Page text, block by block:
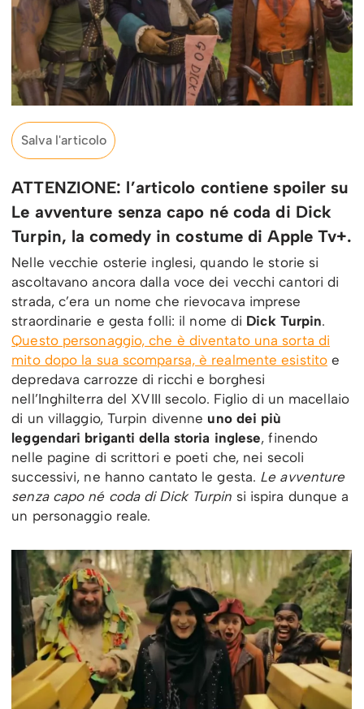
Salva l'articolo
ATTENZIONE: l’articolo contiene spoiler su
Le avventure senza capo né coda di Dick
Turpin, la comedy in costume di Apple Tv+.
Nelle vecchie osterie inglesi, quando le storie si
ascoltavano ancora dalla voce dei vecchi cantori di
strada, c’era un nome che rievocava imprese
straordinarie e gesta folli: il nome di Dick Turpin.
Questo personaggio, che è diventato una sorta di
mito dopo la sua scomparsa, è realmente esistito e
depredava carrozze di ricchi e borghesi
nell’Inghilterra del XVIII secolo. Figlio di un macellaio
di un villaggio, Turpin divenne uno dei più
leggendari briganti della storia inglese, finendo
nelle pagine di scrittori e poeti che, nei secoli
successivi, ne hanno cantato le gesta. Le avventure
senza capo né coda di Dick Turpin si ispira dunque a
un personaggio reale.